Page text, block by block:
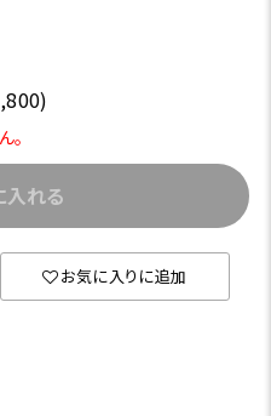
。
入れる
お気に入りに追加